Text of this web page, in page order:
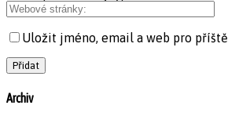
Uložit jméno, email a web pro příště
Archiv